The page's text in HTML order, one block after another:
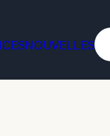
NOUVELLES